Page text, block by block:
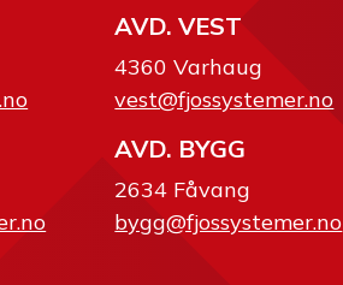
AVD. VEST
4360 Varhaug
vest@fjossystemer.no
AVD. BYGG
2634 Fåvang
bygg@fjossystemer.no